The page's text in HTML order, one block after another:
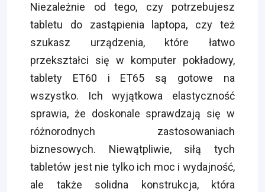
Niezależnie od tego, czy potrzebujesz
tabletu do zastąpienia laptopa, czy też
szukasz urządzenia, które łatwo
przekształci się w komputer pokładowy,
tablety ET60 i ET65 są gotowe na
wszystko. Ich wyjątkowa elastyczność
sprawia, że doskonale sprawdzają się w
różnorodnych zastosowaniach
biznesowych. Niewątpliwie, siłą tych
tabletów jest nie tylko ich moc i wydajność,
ale także solidna konstrukcja, która